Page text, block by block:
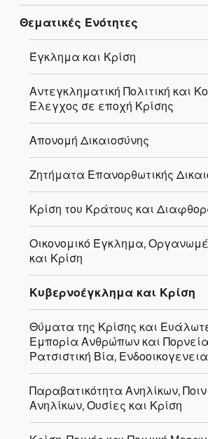
Θεματικές Ενότητες
Έγκλημα και Κρίση
Αντεγκληματική Πολιτική και
Έλεγχος σε εποχή Κρίσης
Απονομή Δικαιοσύνης
Ζητήματα Επανορθωτικής
Κρίση του Κράτους και
Οικονομικό Έγκλημα,
και Κρίση
Κυβερνοέγκλημα και Κρίση
Θύματα της Κρίσης και
Εμπορία Ανθρώπων και
Ρατσιστική Βία,
Παραβατικότητα Ανηλίκων,
Ανηλίκων, Ουσίες και Κρίση